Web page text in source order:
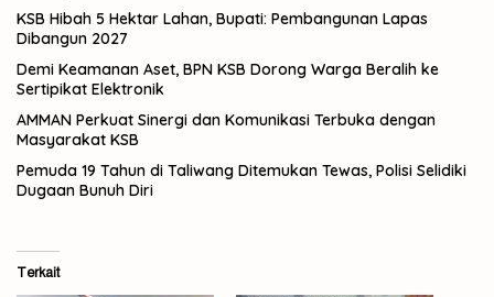
KSB Hibah 5 Hektar Lahan, Bupati: Pembangunan Lapas
Dibangun 2027
Demi Keamanan Aset, BPN KSB Dorong Warga Beralih ke
Sertipikat Elektronik
AMMAN Perkuat Sinergi dan Komunikasi Terbuka dengan
Masyarakat KSB
Pemuda 19 Tahun di Taliwang Ditemukan Tewas, Polisi Selidiki
Dugaan Bunuh Diri
Terkait